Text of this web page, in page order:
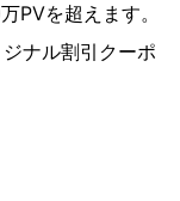
PVを超えます。
ナル割引クーポ